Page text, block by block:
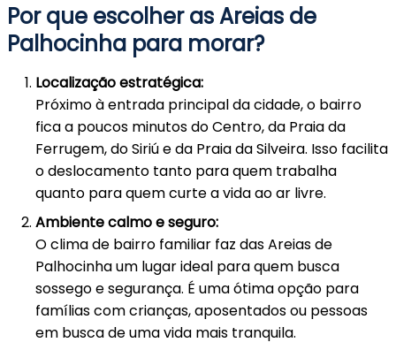
Por que escolher as Areias de
Palhocinha para morar?
Localização estratégica:
Próximo à entrada principal da cidade, o bairro
fica a poucos minutos do Centro, da Praia da
Ferrugem, do Siriú e da Praia da Silveira. Isso facilita
o deslocamento tanto para quem trabalha
quanto para quem curte a vida ao ar livre.
Ambiente calmo e seguro:
O clima de bairro familiar faz das Areias de
Palhocinha um lugar ideal para quem busca
sossego e segurança. É uma ótima opção para
famílias com crianças, aposentados ou pessoas
em busca de uma vida mais tranquila.